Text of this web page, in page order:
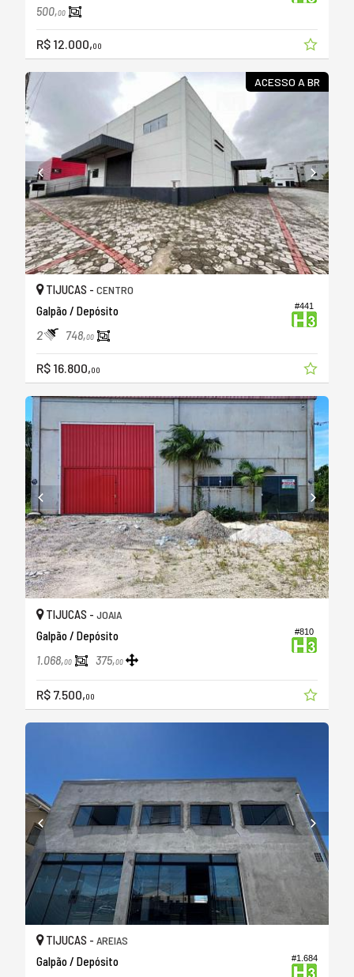
500,00
R$ 12.000,00
ACESSO A BR
#441
TIJUCAS - CENTRO
Galpão / Depósito
2 748,00
R$ 16.800,00
#810
TIJUCAS - JOAIA
Galpão / Depósito
1.068,00 375,00
R$ 7.500,00
#1.684
TIJUCAS - AREIAS
Galpão / Depósito